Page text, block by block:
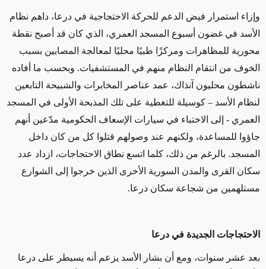
وإزاء استمرار فيض الدعم للحركة الاحتجاجية في درعا، داهم نظام
الأسد في غضون أسبوع المسجد العمري، الذي كان قد أصبح نقطة
محورية للمظاهرات ومركزًا طبيًا محليًا لمعالجة المصابين بسبب
الخوف من انتقام النظام منهم في المستشفيات. وبحسب ما أفاده
ناشطون محليون آنذاك، عمد عناصر المخابرات والشبيحة التابعين
لنظام الأسد – كوسيلة للتغطية على تلك المذبحة الأولى في المسجد
العمري - إلى الاختباء في سيارات الإسعاف الحكومية مدّعين أنهم
جاؤوا للمساعدة، ولكنهم عند وصولهم قتلوا كل من كان داخل
المسجد. بالرغم من ذلك، كلما اتسع نطاق الاحتجاجات، ازداد عدد
سكان القرى والمدن السورية الأخرى الذين خرجوا إلى الشوارع
مستلهمين من شجاعة سكان درعا.
الاحتجاجات الجديدة في درعا
بعد عشر سنوات، ومع أن بشار الأسد يزعم أنه يسيطر على درعا